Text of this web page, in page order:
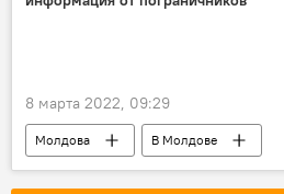
8 марта 2022, 09:29
Молдова В Молдове